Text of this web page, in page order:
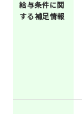
給与条件に関
する補足情報